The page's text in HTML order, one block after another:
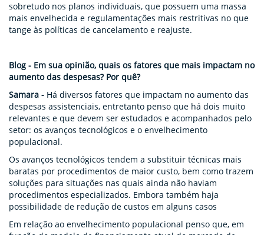
sobretudo nos planos individuais, que possuem uma massa
mais envelhecida e regulamentações mais restritivas no que
tange às políticas de cancelamento e reajuste.
Blog - Em sua opinião, quais os fatores que mais impactam no
aumento das despesas? Por quê?
Samara - Há diversos fatores que impactam no aumento das
despesas assistenciais, entretanto penso que há dois muito
relevantes e que devem ser estudados e acompanhados pelo
setor: os avanços tecnológicos e o envelhecimento
populacional.
Os avanços tecnológicos tendem a substituir técnicas mais
baratas por procedimentos de maior custo, bem como trazem
soluções para situações nas quais ainda não haviam
procedimentos especializados. Embora também haja
possibilidade de redução de custos em alguns casos
Em relação ao envelhecimento populacional penso que, em